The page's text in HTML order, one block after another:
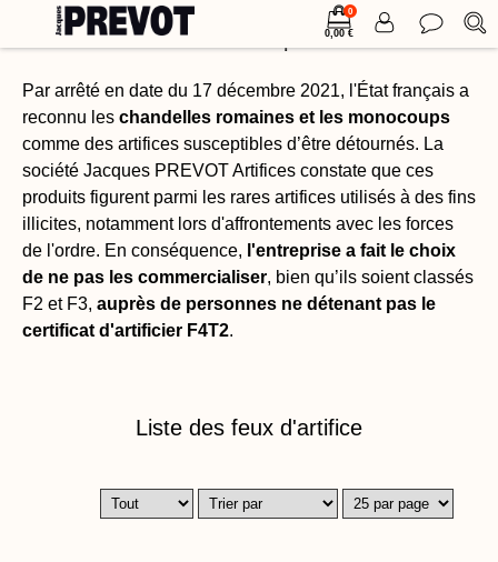
0
0,00 €
Par arrêté en date du 17 décembre 2021, l'État français a
reconnu les chandelles romaines et les monocoups
comme des artifices susceptibles d’être détournés. La
société Jacques PREVOT Artifices constate que ces
produits figurent parmi les rares artifices utilisés à des fins
illicites, notamment lors d'affrontements avec les forces
de l'ordre. En conséquence, l'entreprise a fait le choix
de ne pas les commercialiser, bien qu’ils soient classés
F2 et F3, auprès de personnes ne détenant pas le
certificat d'artificier F4T2.
Liste des feux d'artifice